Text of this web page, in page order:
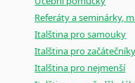
Referáty a seminárky,
Italština pro samouky
Italština pro začátečníky
Italština pro nejmenší